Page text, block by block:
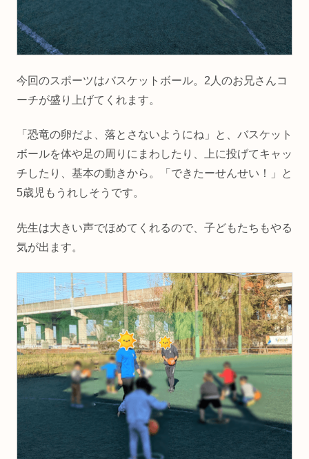
今回のスポーツはバスケットボール。2人のお兄さんコ
ーチが盛り上げてくれます。
「恐竜の卵だよ、落とさないようにね」と、バスケット
ボールを体や足の周りにまわしたり、上に投げてキャッ
チしたり、基本の動きから。「できたーせんせい！」と
5歳児もうれしそうです。
先生は大きい声でほめてくれるので、子どもたちもやる
気が出ます。